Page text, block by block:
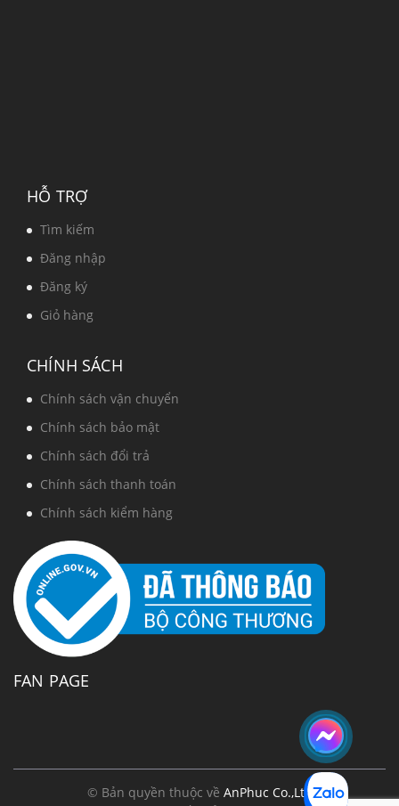
HỖ TRỢ
Tìm kiếm
Đăng nhập
Đăng ký
Giỏ hàng
CHÍNH SÁCH
Chính sách vận chuyển
Chính sách bảo mật
Chính sách đổi trả
Chính sách thanh toán
Chính sách kiểm hàng
FAN PAGE
© Bản quyền thuộc về AnPhuc Co.,Ltd